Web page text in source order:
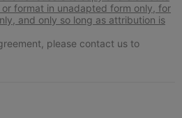
format in unadapted form only, for
and only so long as attribution is
please contact us to